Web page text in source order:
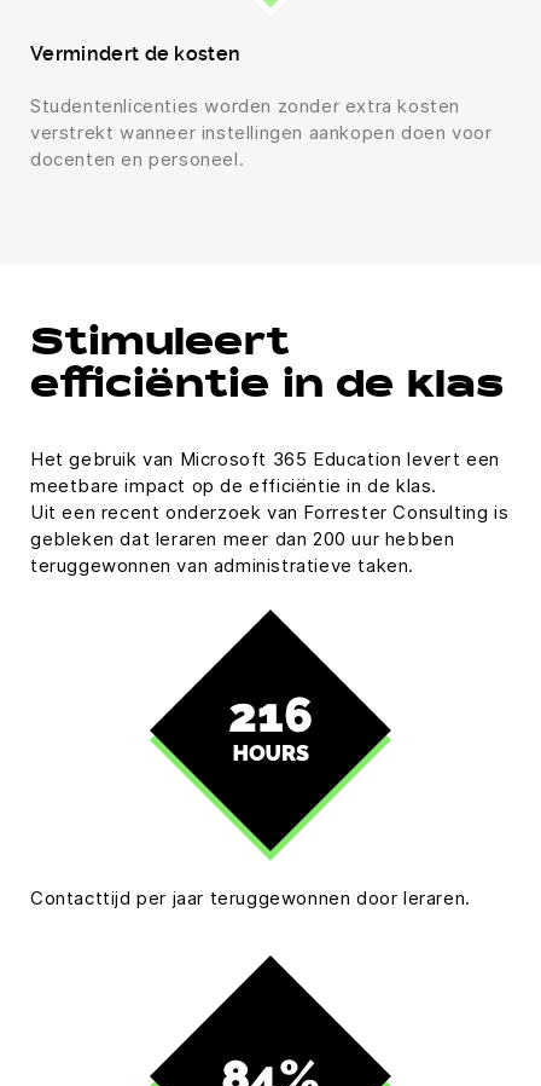
Vermindert de kosten
Studentenlicenties worden zonder extra kosten
verstrekt wanneer instellingen aankopen doen voor
docenten en personeel.
Stimuleert
efficiëntie in de klas
Het gebruik van Microsoft 365 Education levert een
meetbare impact op de efficiëntie in de klas.
Uit een recent onderzoek van Forrester Consulting is
gebleken dat leraren meer dan 200 uur hebben
teruggewonnen van administratieve taken.
Contacttijd per jaar teruggewonnen door leraren.